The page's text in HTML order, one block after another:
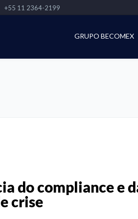
+55 11 2364-2199
GRUPO BECOMEX
do compliance e
crise